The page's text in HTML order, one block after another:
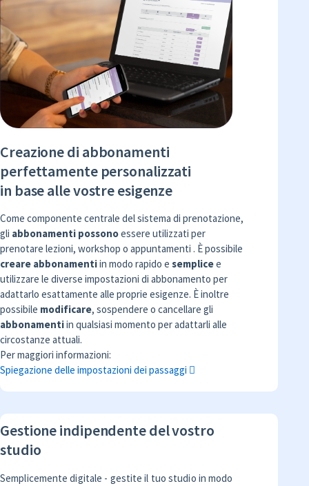
Creazione di abbonamenti
perfettamente personalizzati
in base alle vostre esigenze
Come componente centrale del sistema di prenotazione,
gli abbonamenti possonoessere utilizzati per
prenotare lezioni, workshop o appuntamenti . È possibile
creare abbonamentiin modo rapido e semplicee
utilizzare le diverse impostazioni di abbonamento per
adattarlo esattamente alle proprie esigenze. È inoltre
possibile modificare, sospendere o cancellare gli
abbonamentiin qualsiasi momento per adattarli alle
circostanze attuali.
Per maggiori informazioni:
Spiegazione delle impostazioni dei passaggi
Gestione indipendente del vostro
studio
Semplicemente digitale - gestite il tuo studio in modo